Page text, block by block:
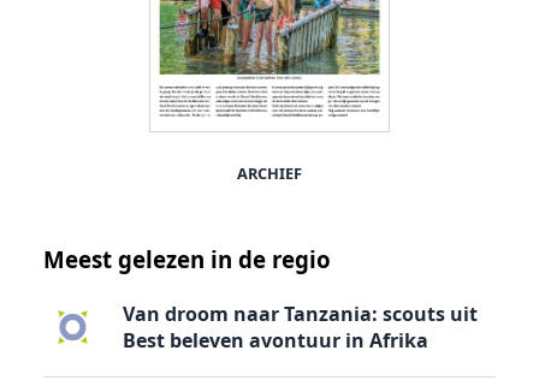
ARCHIEF
Meest gelezen in de regio
Van droom naar Tanzania: scouts uit
Best beleven avontuur in Afrika